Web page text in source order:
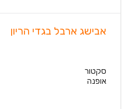
אבישג ארבל בגדי הריון
סקטור
אופנה